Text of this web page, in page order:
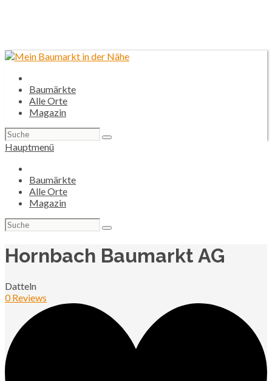
Baumärkte
Alle Orte
Magazin
Suchen
nach:
Hauptmenü
Baumärkte
Alle Orte
Magazin
Suchen
nach:
Hornbach Baumarkt AG
Datteln
0 Reviews